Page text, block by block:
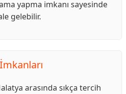
yapma imkanı sayesinde
gelebilir.
arasında sıkça tercih